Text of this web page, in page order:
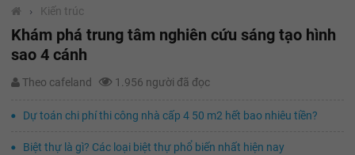
› Kiến trúc
Khám phá trung tâm nghiên cứu sáng tạo hình
sao 4 cánh
Theo cafeland 1.956 người đã đọc
Dự toán chi phí thi công nhà cấp 4 50 m2 hết bao nhiêu tiền?
Biệt thự là gì? Các loại biệt thự phổ biến nhất hiện nay